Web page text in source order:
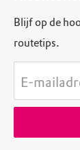
Blijf op de
routetips.
E-